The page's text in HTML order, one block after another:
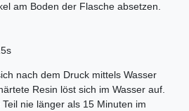
am Boden der Flasche absetzen.
nach dem Druck mittels Wasser
Resin löst sich im Wasser auf.
nie länger als 15 Minuten im